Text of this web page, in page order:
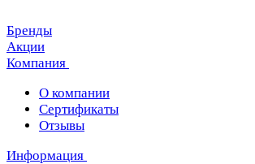
Бренды
Акции
Компания
О компании
Сертификаты
Отзывы
Информация